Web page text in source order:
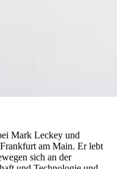
Mark Leckey und
am Main. Er lebt
sich an der